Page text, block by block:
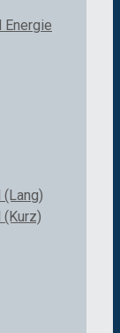
Energie